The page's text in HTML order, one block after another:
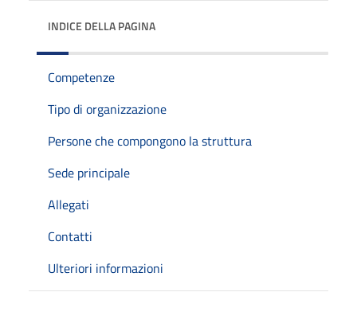
INDICE DELLA PAGINA
Competenze
Tipo di organizzazione
Persone che compongono la struttura
Sede principale
Allegati
Contatti
Ulteriori informazioni